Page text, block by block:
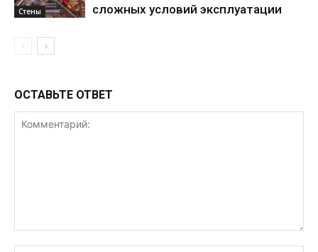
Стены
сложных условий эксплуатации
ОСТАВЬТЕ ОТВЕТ